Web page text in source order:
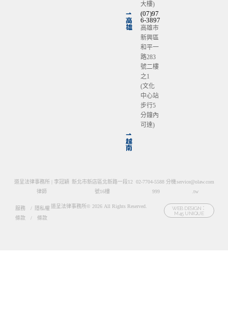
大樓)
⇀
高
雄
(07)97
6-3897
高雄市
新興區
和平一
路283
號二樓
之1
(文化
中心站
步行5
分鐘內
可達)
⇀
越
南
道呈法律事務所 | 李冠穎
律師
新北市新店區北新路一段12
號16樓
02-7704-5588 分機
999
service@olaw.com
.tw
服務
條款
/
/
隱私權
條款
道呈法律事務所© 2026 All Rights Reserved.
WEB DESIGN：
M45 UNIQUE